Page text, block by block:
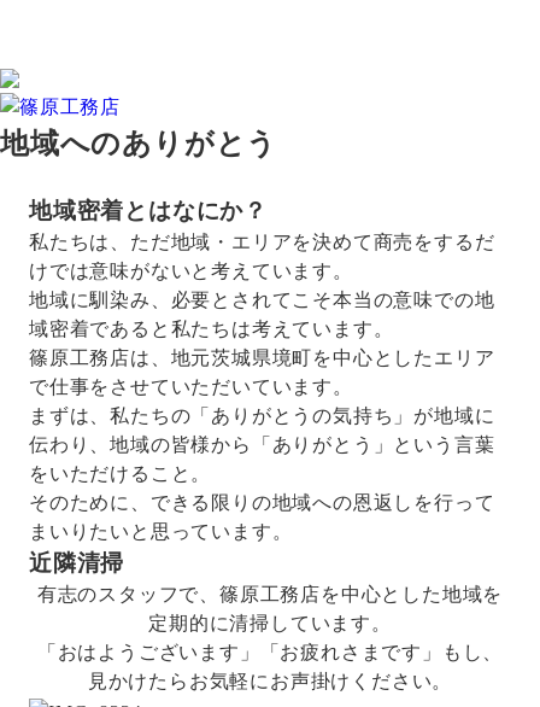
地域へのありがとう
地域密着とはなにか？
私たちは、ただ地域・エリアを決めて商売をするだ
けでは意味がないと考えています。
地域に馴染み、必要とされてこそ本当の意味での地
域密着であると私たちは考えています。
篠原工務店は、地元茨城県境町を中心としたエリア
で仕事をさせていただいています。
まずは、私たちの「ありがとうの気持ち」が地域に
伝わり、地域の皆様から「ありがとう」という言葉
をいただけること。
そのために、できる限りの地域への恩返しを行って
まいりたいと思っています。
近隣清掃
有志のスタッフで、篠原工務店を中心とした地域を
定期的に清掃しています。
「おはようございます」「お疲れさまです」もし、
見かけたらお気軽にお声掛けください。